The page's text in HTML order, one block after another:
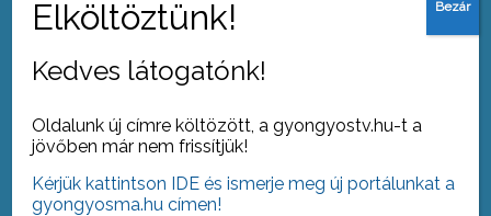
Mint ismeretes, két hete helyi
Apollo Tyres gumigyár megépítése
Kedves látogatónk!
Oldalunk új címre költözött, a gyongyostv.hu-t a
jövőben már nem frissítjük!
Kérjük kattintson IDE és ismerje meg új portálunkat a
gyongyosma.hu címen!